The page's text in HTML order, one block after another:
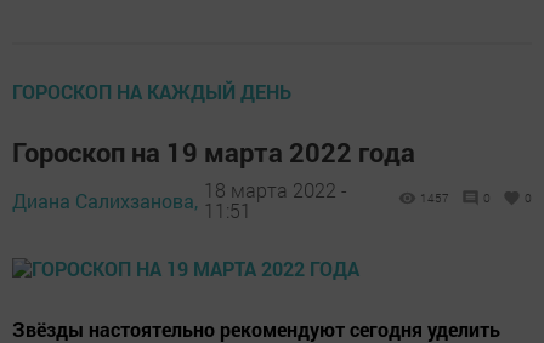
ГОРОСКОП НА КАЖДЫЙ ДЕНЬ
Гороскоп на 19 марта 2022 года
Диана Салихзанова, 18 марта 2022 -
11:51
1457 0 0
Звёзды настоятельно рекомендуют сегодня уделить